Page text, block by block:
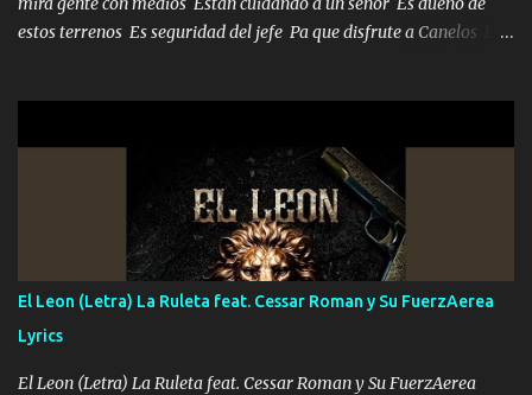
estos terrenos Es seguridad del jefe Pa que disfrute a Canelos Es
ni tampoco las mujeres porque es platica de grandes por eso hay
que estar alegres doy las instrucciones para atender los deberes
Música Si es que salta algún problema de confianza tengo gente
ahí está el Hombre Cuarenta y también Pariente 7 arreglan
cualquier problema no más es cuestión que ordené NOS HACE
FALTA UN HERMANO DE CLAVE ERA EL 24 SIEMPRE FUE UN
HOMBRE VALIENTE POR ALGO M'URIÓ PELEAND0 SIEMPRE
VIO POR LA FAMILIA PARA QUE SIGA EL LEGADO Es el DOS de
los HERMANOS un cerebro inteligente y com...
El Leon (Letra) La Ruleta feat. Cessar Roman y Su FuerzAerea
Lyrics
El Leon (Letra) La Ruleta feat. Cessar Roman y Su FuerzAerea